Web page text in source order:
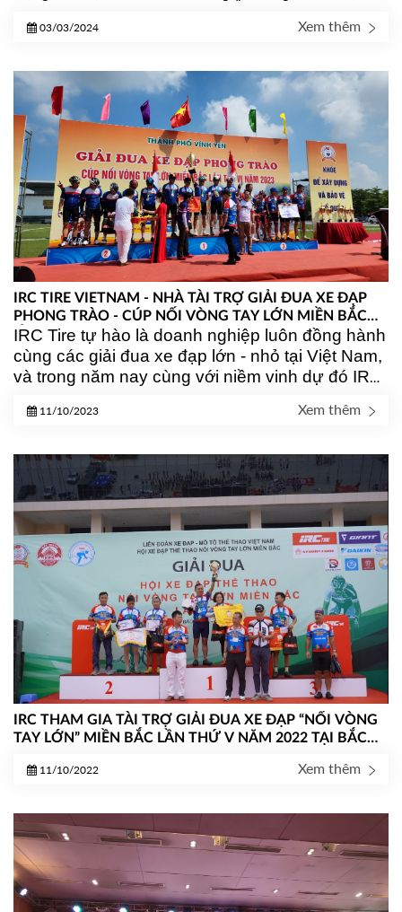
03/03/2024 Xem thêm
IRC TIRE VIETNAM - NHÀ TÀI TRỢ GIẢI ĐUA XE ĐẠP
PHONG TRÀO - CÚP NỐI VÒNG TAY LỚN MIỀN BẮC
LẦN THỨ VI
IRC Tire tự hào là doanh nghiệp luôn đồng hành
cùng các giải đua xe đạp lớn - nhỏ tại Việt Nam,
và trong năm nay cùng với niềm vinh dự đó IRC
phong trào - Cúp Nối vòng tay lớn miền Bắc lần
11/10/2023 Xem thêm
IRC THAM GIA TÀI TRỢ GIẢI ĐUA XE ĐẠP “NỐI VÒNG
TAY LỚN” MIỀN BẮC LẦN THỨ V NĂM 2022 TẠI BẮC
11/10/2022 Xem thêm